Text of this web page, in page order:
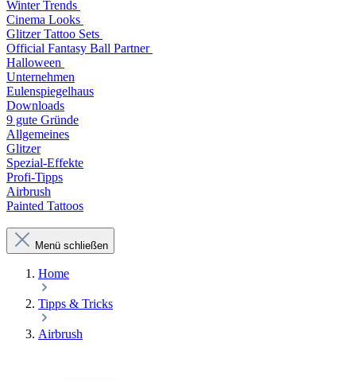
Winter Trends
Cinema Looks
Glitzer Tattoo Sets
Official Fantasy Ball Partner
Halloween
Unternehmen
Eulenspiegelhaus
Downloads
9 gute Gründe
Allgemeines
Glitzer
Spezial-Effekte
Profi-Tipps
Airbrush
Painted Tattoos
Menü schließen
Home
Tipps & Tricks
Airbrush